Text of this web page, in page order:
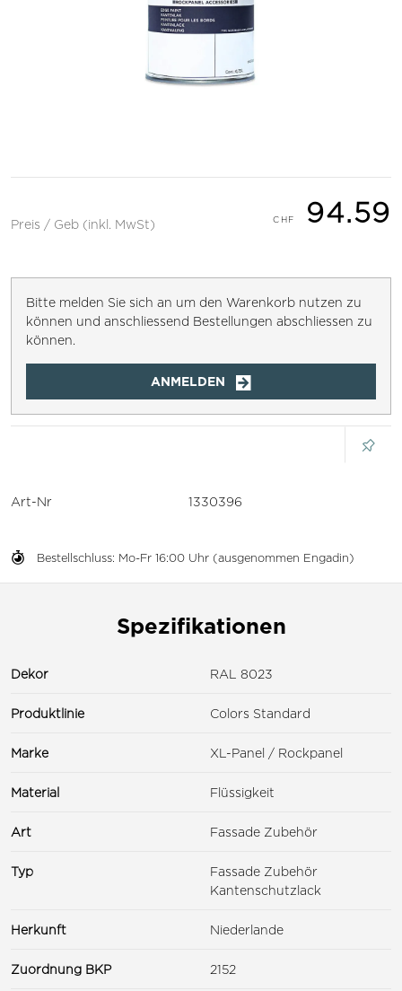
Preis / Geb (inkl. MwSt) 94.59
Bitte melden Sie sich an um den Warenkorb nutzen zu
können und anschliessend Bestellungen abschliessen zu
können.
ANMELDEN
Bestellschluss: Mo-Fr 16:00 Uhr (ausgenommen Engadin)
Art-Nr 1330396
Spezifikationen
Dekor RAL 8023
Produktlinie Colors Standard
Marke XL-Panel / Rockpanel
Material Flüssigkeit
Art Fassade Zubehör
Typ
Fassade Zubehör
Kantenschutzlack
Herkunft Niederlande
Zuordnung BKP 2152